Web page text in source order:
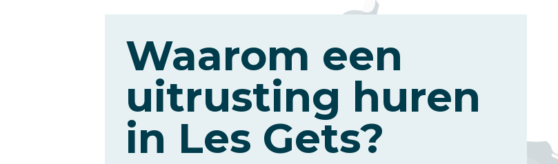
Waarom een
uitrusting huren
in Les Gets?